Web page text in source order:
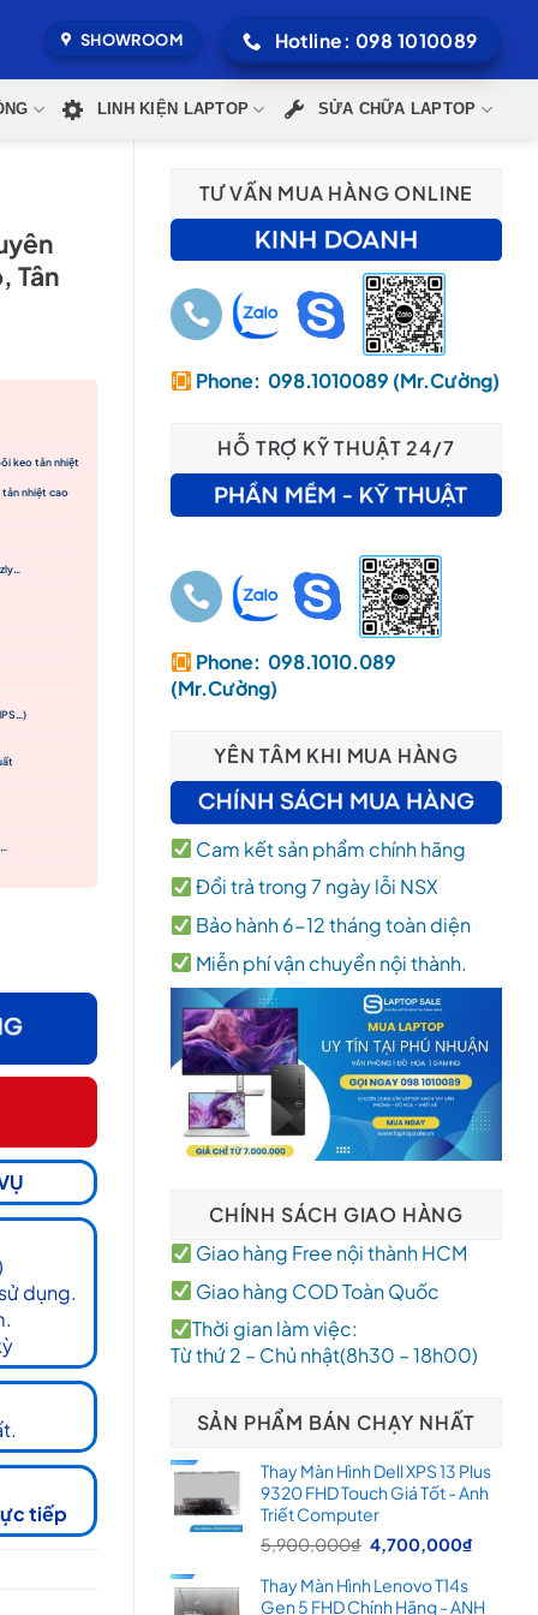
SHOWROOM Hotline: 098 1010089
LINH KIỆN LAPTOP SỬA CHỮA LAPTOP
TƯ VẤN MUA HÀNG ONLINE
Phone: 098.1010089 (Mr.Cường)
HỖ TRỢ KỸ THUẬT 24/7
Phone: 098.1010.089
(Mr.Cường)
YÊN TÂM KHI MUA HÀNG
Cam kết sản phẩm chính hãng
Đổi trả trong 7 ngày lỗi NSX
Bảo hành 6-12 tháng toàn diện
Miễn phí vận chuyển nội thành.
CHÍNH SÁCH GIAO HÀNG
Giao hàng Free nội thành HCM
Giao hàng COD Toàn Quốc
Thời gian làm việc:
Từ thứ 2 – Chủ nhật(8h30 – 18h00)
SẢN PHẨM BÁN CHẠY NHẤT
Thay Màn Hình Dell XPS 13 Plus
9320 FHD Touch Giá Tốt - Anh
Triết Computer
5,900,000₫ Giá
là:
4,700,000₫
Thay Màn Hình Lenovo T14s
Gen 5 FHD Chính Hãng - ANH
Tân
keo tản nhiệt
tản nhiệt cao
Bình Thạnh, Gò Vấp, Tân Bình số lượng
dụng.
tiếp